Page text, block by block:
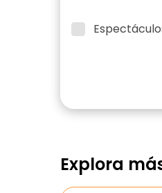
Explora